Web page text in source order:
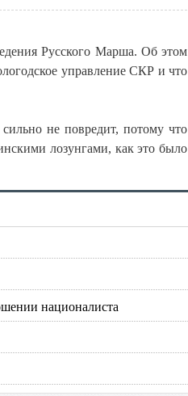
Русского Марша. Об этом
управление СКР и что
не повредит, потому что
лозунгами, как это было
националиста